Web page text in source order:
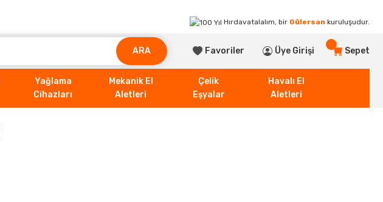
Hırdavatalalım, bir Gülersan kuruluşudur.
ARA Favoriler Üye Girişi Sepet
Yağlama
Cihazları
Mekanik El
Aletleri
Çelik
Eşyalar
Havalı El
Aletleri